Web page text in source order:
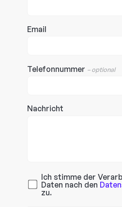
Email
Telefonnummer – optional
Nachricht
Ich stimme der
Daten nach den
zu.